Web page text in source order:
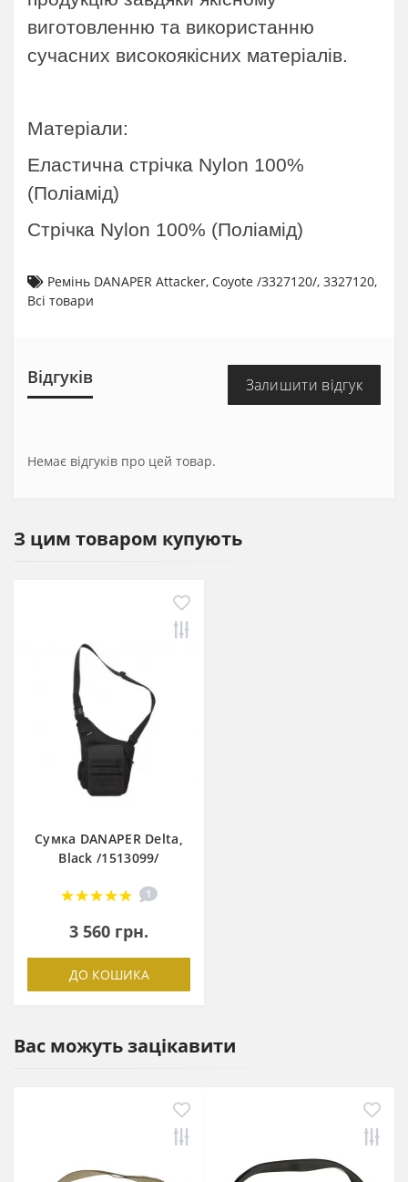
виготовленню та використанню
сучасних високоякісних матеріалів.
Матеріали:
Еластична стрічка Nylon 100%
(Поліамід)
Стрічка Nylon 100% (Поліамід)
Ремінь DANAPER Attacker, Coyote /3327120/, 3327120,
Всі товари
Відгуків Залишити відгук
Немає відгуків про цей товар.
З цим товаром купують
Сумка DANAPER Delta,
Black /1513099/
1
3 560 грн.
ДО КОШИКА
Вас можуть зацікавити